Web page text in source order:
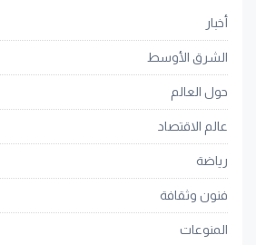
أخبار
الشرق الأوسط
حول العالم
عالم الاقتصاد
رياضة
فنون وثقافة
المنوعات